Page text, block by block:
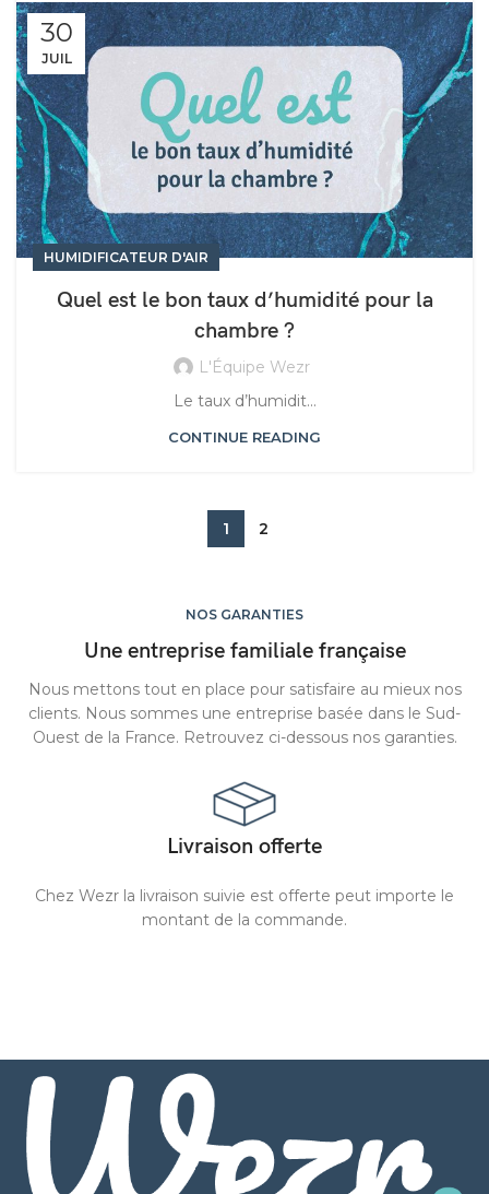
30
JUIL
HUMIDIFICATEUR D'AIR
Quel est le bon taux d’humidité pour la
chambre ?
L'Équipe Wezr
Le taux d’humidit...
CONTINUE READING
1 2
NOS GARANTIES
Une entreprise familiale française
Nous mettons tout en place pour satisfaire au mieux nos
clients. Nous sommes une entreprise basée dans le Sud-
Ouest de la France. Retrouvez ci-dessous nos garanties.
Livraison offerte
Chez Wezr la livraison suivie est offerte peut importe le
montant de la commande.